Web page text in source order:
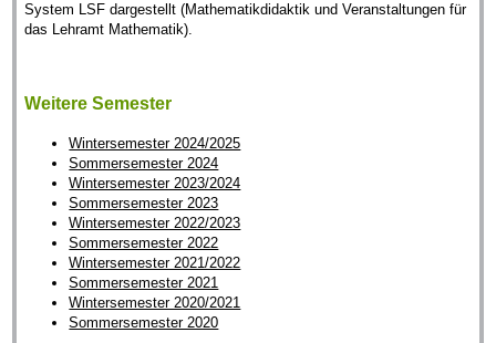
System LSF dargestellt (Mathematikdidaktik und Veranstaltungen für
das Lehramt Mathematik).
Weitere Semester
Wintersemester 2024/2025
Sommersemester 2024
Wintersemester 2023/2024
Sommersemester 2023
Wintersemester 2022/2023
Sommersemester 2022
Wintersemester 2021/2022
Sommersemester 2021
Wintersemester 2020/2021
Sommersemester 2020